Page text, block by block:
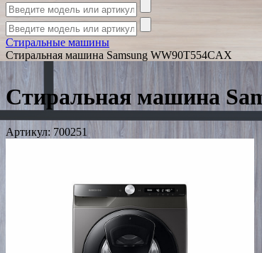
Стиральные машины
Стиральная машина Samsung WW90T554CAX
Стиральная машина
Артикул: 700251